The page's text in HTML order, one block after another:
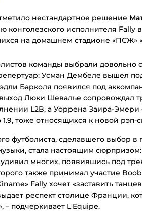
нестандартное решение
конголезского исполнителя Fally
на домашнем стадионе «ПСЖ»
команды выбрали довольно
Усман Дембеле вышел
Барколя появился под
Люки Шевалье сопровождал
L2B, а Уоррена Заира-Эмери
1.9, тоже относящихся к новой
футболиста, сделавшего выбор в
стала настоящим
многих, появившись под
также принимал участие
Fally хочет «заставить
респект столице Франции,
– подчеркивает L'Equipe.